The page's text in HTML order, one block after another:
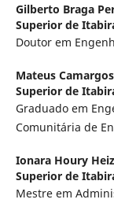
Gilberto Braga
Superior de
Doutor em
Mateus
Superior de
Graduado em
Comunitária de
Ionara Houry
Superior de
Mestre em